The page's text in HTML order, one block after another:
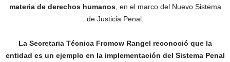
materia de derechos humanos, en el marco del Nuevo Sistema
de Justicia Penal.
La Secretaria Técnica Fromow Rangel reconoció que la
entidad es un ejemplo en la implementación del Sistema Penal